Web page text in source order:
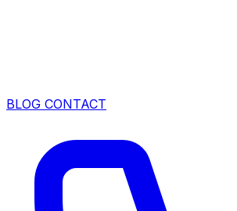
BLOG CONTACT